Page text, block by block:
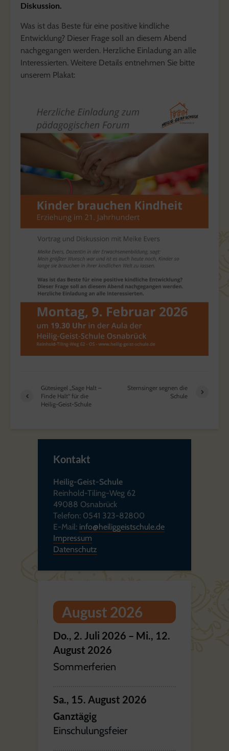
Diskussion.
Was ist das Beste für eine positive kindliche
Entwicklung? Dieser Frage soll an diesem Abend
nachgegangen werden. Herzliche Einladung an alle
Interessierten. Weitere Details entnehmen Sie bitte
unserem Plakat:
Gütesiegel „Sage Halt –
Finde Halt“ für die
Heilig-Geist-Schule
Sternsinger segnen die
Schule
Kontakt
Heilig-Geist-Schule
Reinhold-Tiling-Weg 62
49088 Osnabrück
Telefon: 0541 323-82800
E-Mail: info@heiliggeistschule.de
Impressum
Datenschutz
August 2026
Do., 2. Juli 2026 – Mi., 12.
August 2026
Sommerferien
Sa., 15. August 2026
Ganztägig
Einschulungsfeier